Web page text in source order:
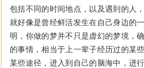
包括不同的时间地点，以及遇到的人
就好像是曾经鲜活发生在自己身边的
明，你做的梦并不只是虚幻的梦境，
的事情，相当于上一辈子经历过的某
某些途径，进入到自己的脑海中，进